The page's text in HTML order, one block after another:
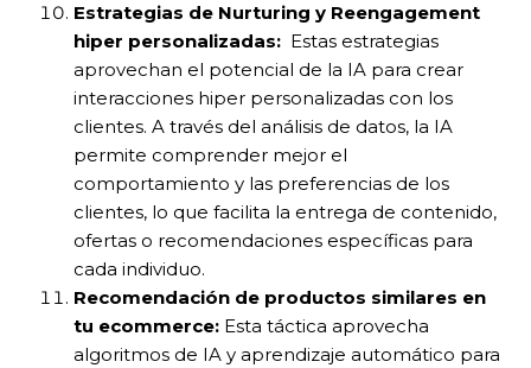
Estrategias de Nurturing y Reengagement
hiper personalizadas: Estas estrategias
aprovechan el potencial de la IA para crear
interacciones hiper personalizadas con los
clientes. A través del análisis de datos, la IA
permite comprender mejor el
comportamiento y las preferencias de los
clientes, lo que facilita la entrega de contenido,
ofertas o recomendaciones específicas para
cada individuo.
Recomendación de productos similares en
tu ecommerce: Esta táctica aprovecha
algoritmos de IA y aprendizaje automático para